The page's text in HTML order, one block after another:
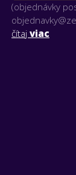
(objednávky
čítaj viac